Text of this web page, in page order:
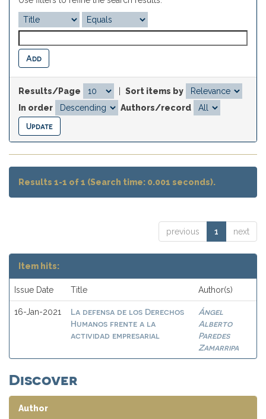
Results/Page
Sort items by
In order
Authors/record
Results 1-1 of 1 (Search time: 0.001 seconds).
previous 1 next
Item hits:
Issue Date Title Author(s)
16-Jan-2021
La defensa de los Derechos
Humanos frente a la
actividad empresarial
Ángel
Alberto
Paredes
Zamarripa
Discover
Author